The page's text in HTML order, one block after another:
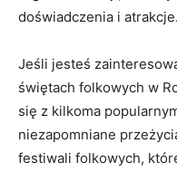
‌doświadczenia i atrakcje.
Jeśli jesteś
świętach folkowych⁢ w
się z kilkoma‍
niezapomniane
festiwali folkowych,